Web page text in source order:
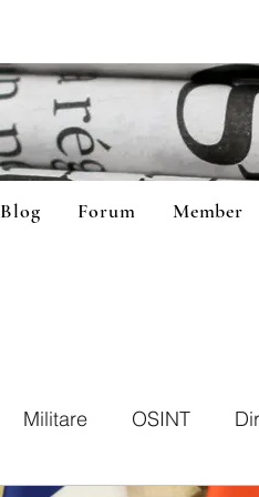
Blog Forum Member
Militare OSINT